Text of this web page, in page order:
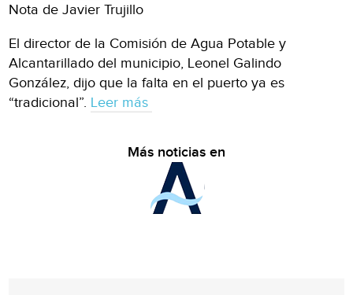
Nota de Javier Trujillo
El director de la Comisión de Agua Potable y
Alcantarillado del municipio, Leonel Galindo
González, dijo que la falta en el puerto ya es
“tradicional”. Leer más
Más noticias en